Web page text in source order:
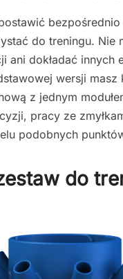
bezpośrednio
do treningu. Nie
ani dokładać innych
wersji masz
z jednym
pracy ze
podobnych
do